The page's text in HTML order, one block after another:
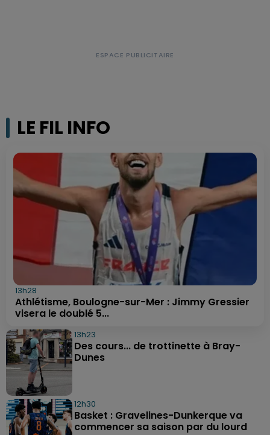
LE FIL INFO
13h28
Athlétisme, Boulogne-sur-Mer : Jimmy Gressier
visera le doublé 5...
13h23
Des cours... de trottinette à Bray-
Dunes
12h30
Basket : Gravelines-Dunkerque va
commencer sa saison par du lourd